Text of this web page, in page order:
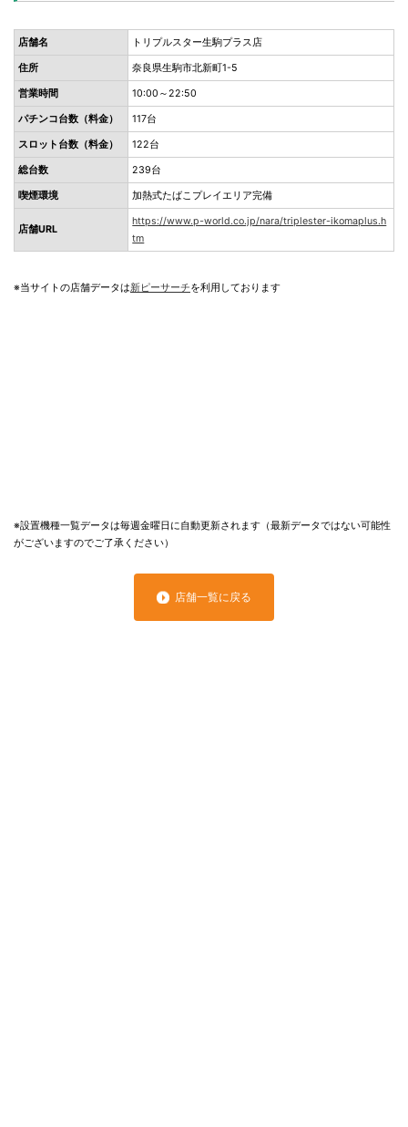
店舗名 トリプルスター生駒プラス店
住所 奈良県生駒市北新町1-5
営業時間 10:00～22:50
パチンコ台数（料金） 117台
スロット台数（料金） 122台
総台数 239台
喫煙環境 加熱式たばこプレイエリア完備
店舗URL
https://www.p-world.co.jp/nara/triplester-ikomaplus.h
tm
※当サイトの店舗データは新ピーサーチを利用しております
※設置機種一覧データは毎週金曜日に自動更新されます（最新データではない可能性
がございますのでご了承ください）
店舗一覧に戻る